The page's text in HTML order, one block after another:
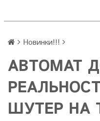
Новинки!!!
АВТОМАТ
ШУТЕР НА